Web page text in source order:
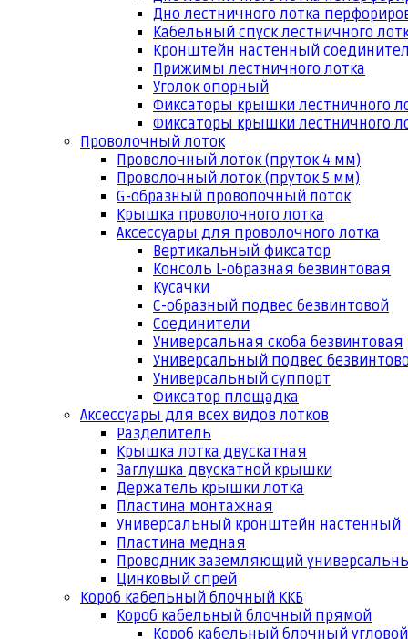
Дно лестничного лотка
Кабельный спуск лестничного
Кронштейн настенный
Прижимы лестничного лотка
Уголок опорный
Фиксаторы крышки лестничного
Фиксаторы крышки лестничного
Проволочный лоток
Проволочный лоток (пруток 4 мм)
Проволочный лоток (пруток 5 мм)
G-образный проволочный лоток
Крышка проволочного лотка
Аксессуары для проволочного лотка
Вертикальный фиксатор
Консоль L-образная безвинтовая
Кусачки
С-образный подвес безвинтовой
Соединители
Универсальная скоба безвинтовая
Универсальный подвес
Универсальный суппорт
Фиксатор площадка
Аксессуары для всех видов лотков
Разделитель
Крышка лотка двускатная
Заглушка двускатной крышки
Держатель крышки лотка
Пластина монтажная
Универсальный кронштейн настенный
Пластина медная
Проводник заземляющий
Цинковый спрей
Короб кабельный блочный ККБ
Короб кабельный блочный прямой
Короб кабельный блочный